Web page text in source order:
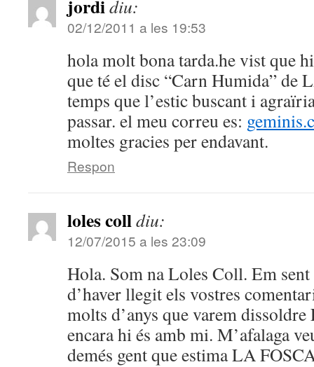
jordidiu:
02/12/2011 a les 19:53
hola molt bona tarda.he vist que
que té el disc “Carn Humida” de
temps que l’estic buscant i
passar. el meu correu es:
moltes gracies per endavant.
Respon
loles colldiu:
12/07/2015 a les 23:09
Hola. Som na Loles Coll. Em
d’haver llegit els vostres
molts d’anys que varem
encara hi és amb mi. M’afalaga
demés gent que estima LA